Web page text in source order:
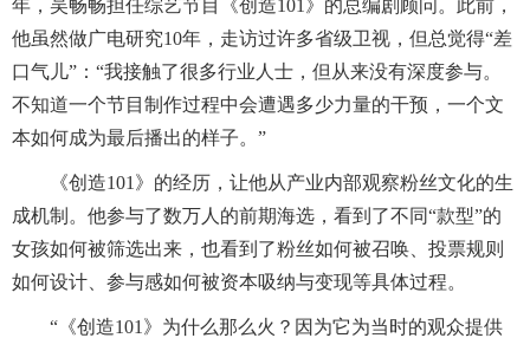
年，吴畅畅担任综艺节目《创造101》的总编剧顾问。此前，
他虽然做广电研究10年，走访过许多省级卫视，但总觉得“差
口气儿”：“我接触了很多行业人士，但从来没有深度参与。
不知道一个节目制作过程中会遭遇多少力量的干预，一个文
本如何成为最后播出的样子。”
《创造101》的经历，让他从产业内部观察粉丝文化的生
成机制。他参与了数万人的前期海选，看到了不同“款型”的
女孩如何被筛选出来，也看到了粉丝如何被召唤、投票规则
如何设计、参与感如何被资本吸纳与变现等具体过程。
“《创造101》为什么那么火？因为它为当时的观众提供